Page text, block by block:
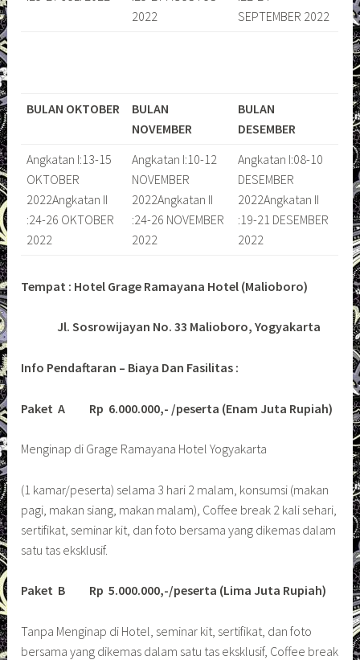
2022
SEPTEMBER 2022
BULAN OKTOBER
BULAN
NOVEMBER
BULAN
DESEMBER
Angkatan I:13-15
OKTOBER
2022Angkatan II
:24-26 OKTOBER
2022
Angkatan I:10-12
NOVEMBER
2022Angkatan II
:24-26 NOVEMBER
2022
Angkatan I:08-10
DESEMBER
2022Angkatan II
:19-21 DESEMBER
2022
Tempat : Hotel Grage Ramayana Hotel (Malioboro)
Jl. Sosrowijayan No. 33 Malioboro, Yogyakarta
Info Pendaftaran – Biaya Dan Fasilitas :
Paket A Rp 6.000.000,- /peserta (Enam Juta Rupiah)
Menginap di Grage Ramayana Hotel Yogyakarta
(1 kamar/peserta) selama 3 hari 2 malam, konsumsi (makan
pagi, makan siang, makan malam), Coffee break 2 kali sehari,
sertifikat, seminar kit, dan foto bersama yang dikemas dalam
satu tas eksklusif.
Paket B Rp 5.000.000,-/peserta (Lima Juta Rupiah)
Tanpa Menginap di Hotel, seminar kit, sertifikat, dan foto
bersama yang dikemas dalam satu tas eksklusif, Coffee break